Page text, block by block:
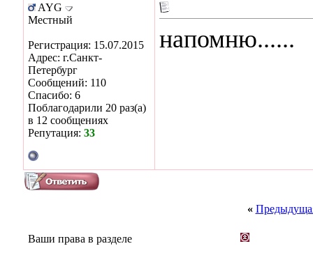
AYG
Местный
Регистрация: 15.07.2015
Адрес: г.Санкт-
Петербург
Сообщений: 110
Спасибо: 6
Поблагодарили 20 раз(а)
в 12 сообщениях
Репутация: 33
напомню......
«
Ваши права в разделе